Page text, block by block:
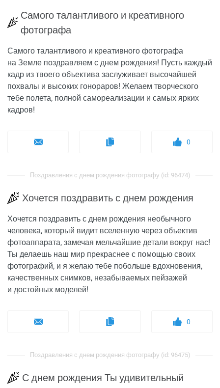
Самого талантливого и креативного
фотографа
Самого талантливого и креативного фотографа
на Земле поздравляем с днем рождения! Пусть каждый
кадр из твоего объектива заслуживает высочайшей
похвалы и высоких гонораров! Желаем творческого
тебе полета, полной самореализации и самых ярких
кадров!
0
Поздравления с днем рождения фотографу (id: 96474)
Хочется поздравить с днем рождения
Хочется поздравить с днем рождения необычного
человека, который видит вселенную через объектив
фотоаппарата, замечая мельчайшие детали вокруг нас!
Ты делаешь наш мир прекраснее с помощью своих
фотографий, и я желаю тебе побольше вдохновения,
качественных снимков, незабываемых пейзажей
и достойных моделей!
0
Поздравления с днем рождения фотографу (id: 96475)
С днем рождения Ты удивительный